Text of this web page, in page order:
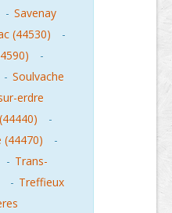
- Savenay
(44530)
-
-
- Soulvache
erdre
-
(44470)
-
- Trans-
- Treffieux